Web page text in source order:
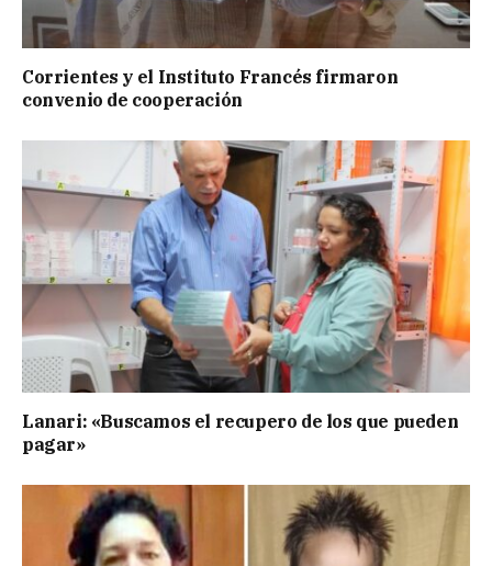
Corrientes y el Instituto Francés firmaron
convenio de cooperación
Lanari: «Buscamos el recupero de los que pueden
pagar»